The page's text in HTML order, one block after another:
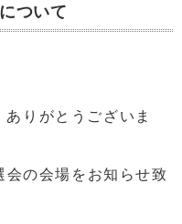
ついて
りがとうございま
の会場をお知らせ致